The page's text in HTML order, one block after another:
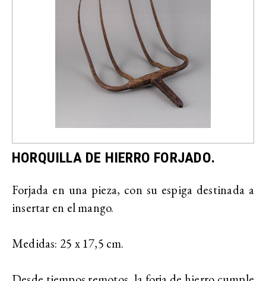
HORQUILLA DE HIERRO FORJADO.
Forjada en una pieza, con su espiga destinada a
insertar en el mango.
Medidas: 25 x 17,5 cm.